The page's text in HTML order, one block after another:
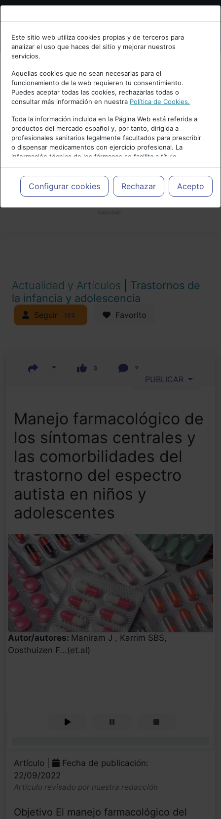
Bienvenid@ a psiquiatria.com
Escribe tu Email
Accede o regístrate con tu email.
Cancelar
Este sitio web utiliza cookies propias y de terceros para
analizar el uso que haces del sitio y mejorar nuestros
servicios.
Aquellas cookies que no sean necesarias para el
funcionamiento de la web requieren tu consentimiento.
Puedes aceptar todas las cookies, rechazarlas todas o
consultar más información en nuestra Política de Cookies.
Toda la información incluida en la Página Web está referida a
productos del mercado español y, por tanto, dirigida a
profesionales sanitarios legalmente facultados para prescribir
o dispensar medicamentos con ejercicio profesional. La
información técnica de los fármacos se facilita a título
meramente informativo, siendo responsabilidad de los
profesionales facultados prescribir medicamentos y decidir, en
cada caso concreto, el tratamiento más adecuado a las
necesidades del paciente.
Configurar cookies Rechazar Acepto
Actualidad y Artículos
Trastornos de
la infancia y adolescencia
Seguir 123 Favorito
3 2
PUBLICAR
Manejo farmacológico de
los síntomas centrales y
las comorbilidades del
trastorno del espectro
autista en niños y
adolescentes
Autor/autores: Maniram J , Karrim SBS,
Oosthuizen F...(et.al)
Artículo |
Fecha de publicación:
22/09/2022
Artículo revisado por nuestra redacción
Objetivo El manejo farmacológico del